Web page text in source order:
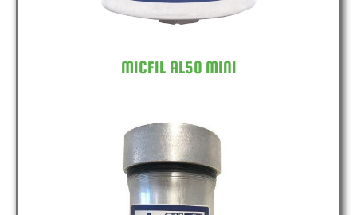
MICFIL AL50 MINI